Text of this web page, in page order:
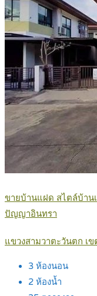
ขายบ้านแฝด สไตล์บ้า
ปัญญาอินทรา
แขวงสามวาตะวันตก เ
3 ห้องนอน
2 ห้องน้ำ